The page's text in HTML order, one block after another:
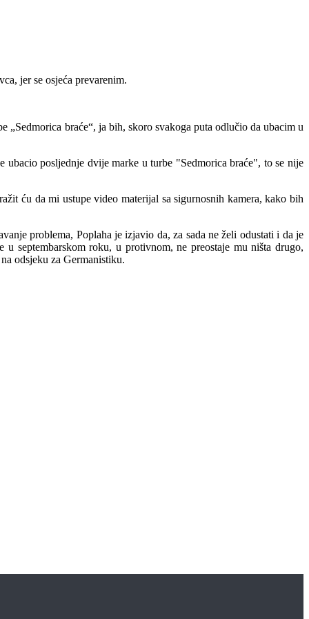
jer se osjeća prevarenim.
braće“, ja bih, skoro svakoga puta odlučio da ubacim u
posljednje dvije marke u turbe "Sedmorica braće", to se nije
ću da mi ustupe video materijal sa sigurnosnih kamera, kako bih
problema, Poplaha je izjavio da, za sada ne želi odustati i da je
septembarskom roku, u protivnom, ne preostaje mu ništa drugo,
odsjeku za Germanistiku.